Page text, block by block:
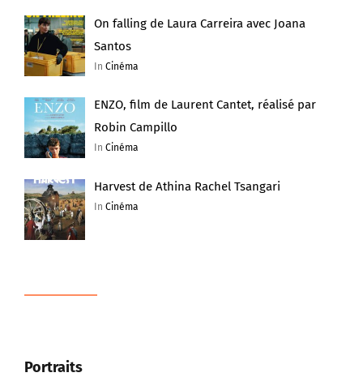
On falling de Laura Carreira avec Joana
Santos
InCinéma
ENZO, film de Laurent Cantet, réalisé par
Robin Campillo
InCinéma
Harvest de Athina Rachel Tsangari
InCinéma
Portraits